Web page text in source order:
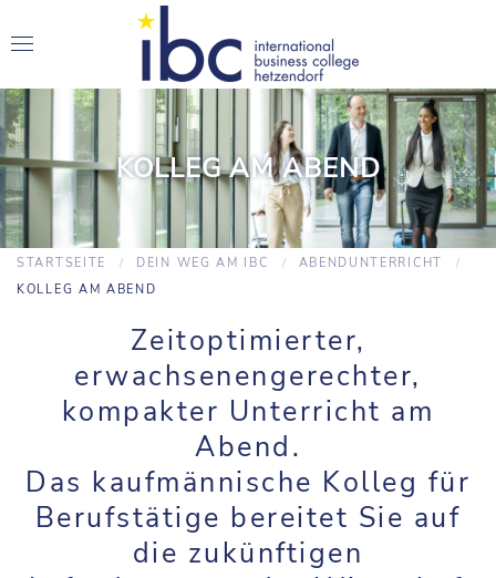
KOLLEG AM ABEND
STARTSEITE DEIN WEG AM IBC
ABENDUNTERRICHT
KOLLEG AM ABEND
Zeitoptimierter,
erwachsenengerechter,
kompakter Unterricht am
Abend.
Das kaufmännische Kolleg für
Berufstätige bereitet Sie auf
die zukünftigen